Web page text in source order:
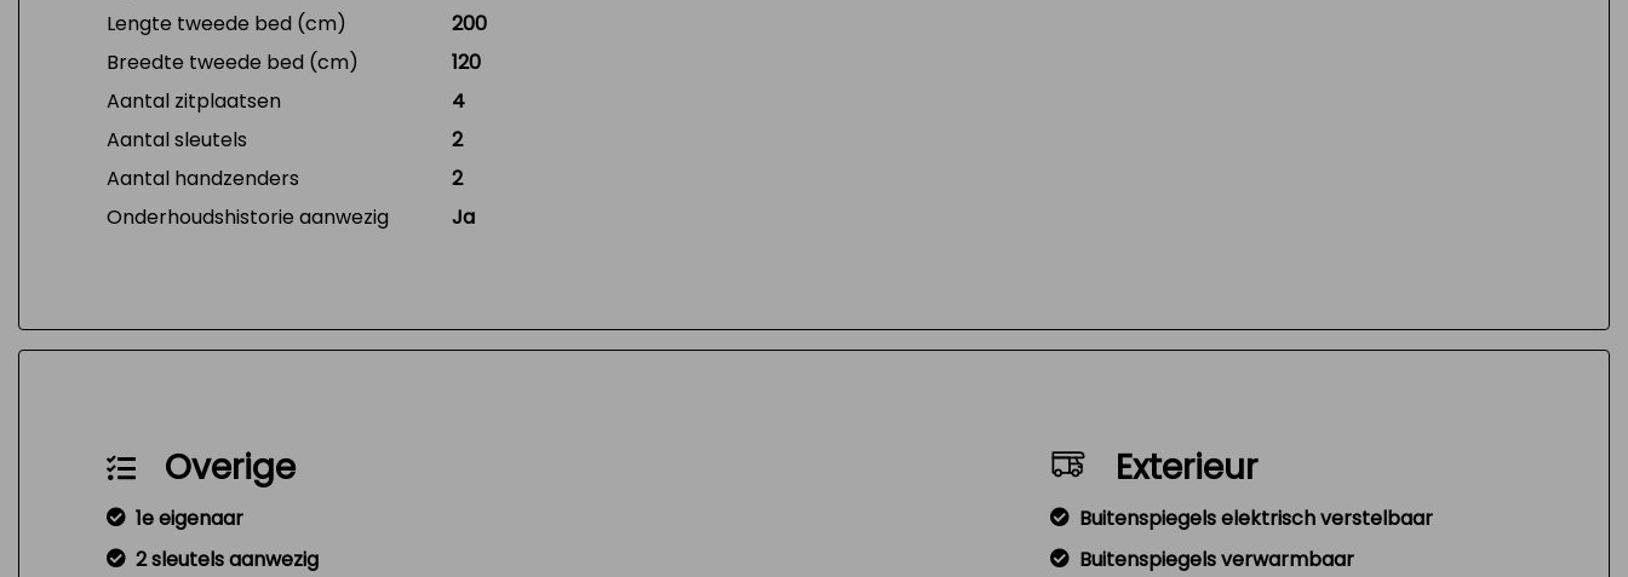
Lengte tweede bed (cm)
200
Breedte tweede bed (cm)
120
Aantal zitplaatsen
4
Aantal sleutels
2
Aantal handzenders
2
Onderhoudshistorie aanwezig
Ja
Overige
1e eigenaar
2 sleutels aanwezig
Exterieur
Buitenspiegels elektrisch verstelbaar
Buitenspiegels verwarmbaar